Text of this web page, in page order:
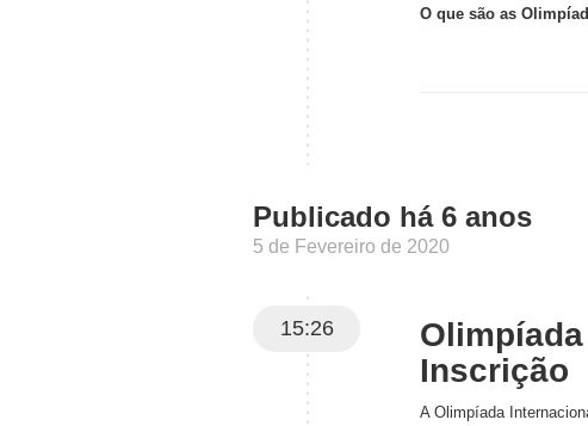
O que são as
Publicado há 6 anos
5 de Fevereiro de 2020
15:26
Inscrição
A Olimpíada